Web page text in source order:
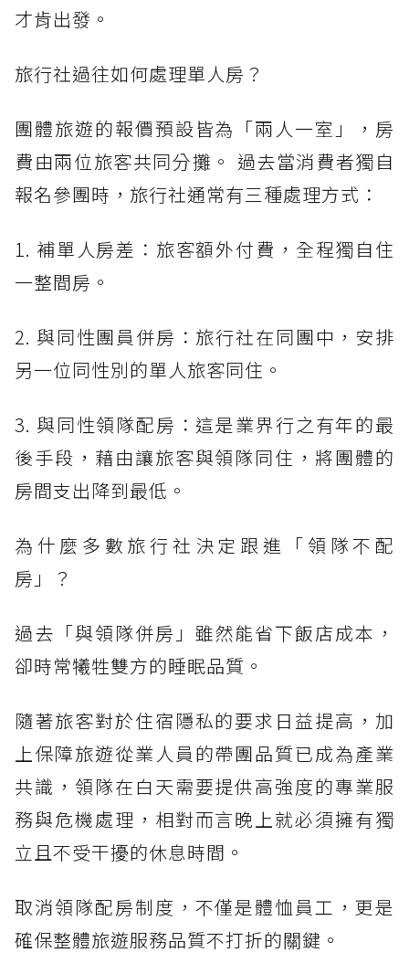
才肯出發。
旅行社過往如何處理單人房？
團體旅遊的報價預設皆為「兩人一室」，房
費由兩位旅客共同分攤。 過去當消費者獨自
報名參團時，旅行社通常有三種處理方式：
1. 補單人房差：旅客額外付費，全程獨自住
一整間房。
2. 與同性團員併房：旅行社在同團中，安排
另一位同性別的單人旅客同住。
3. 與同性領隊配房：這是業界行之有年的最
後手段，藉由讓旅客與領隊同住，將團體的
房間支出降到最低。
為什麼多數旅行社決定跟進「領隊不配
房」？
過去「與領隊併房」雖然能省下飯店成本，
卻時常犧牲雙方的睡眠品質。
隨著旅客對於住宿隱私的要求日益提高，加
上保障旅遊從業人員的帶團品質已成為產業
共識，領隊在白天需要提供高強度的專業服
務與危機處理，相對而言晚上就必須擁有獨
立且不受干擾的休息時間。
取消領隊配房制度，不僅是體恤員工，更是
確保整體旅遊服務品質不打折的關鍵。